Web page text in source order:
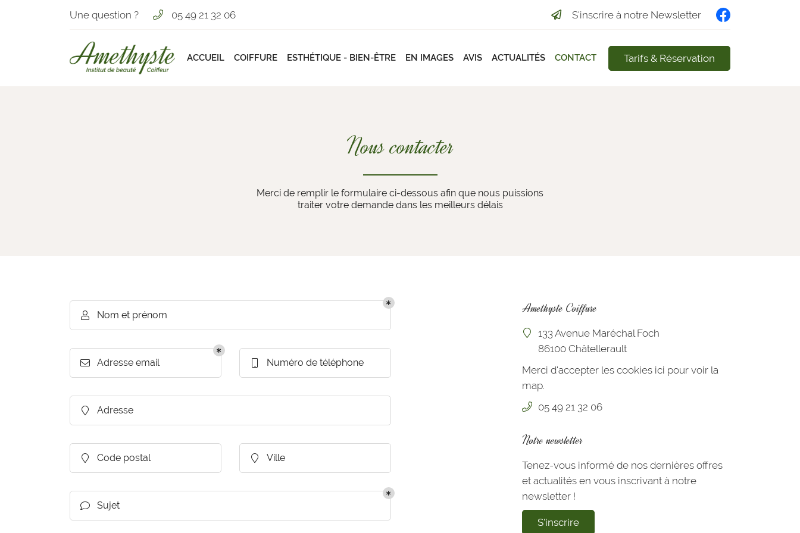
Une question ? 05 49 21 32 06 S'inscrire à notre Newsletter
ACCUEIL COIFFURE ESTHÉTIQUE - BIEN-ÊTRE EN IMAGES AVIS ACTUALITÉS CONTACT Tarifs & Réservation
86100 Châtellerault
05 49 21 32 06
Rafraîchir le captcha
En cochant cette case, vous consentez à recevoir nos propositions
désinscrire à tout moment en utilisantle formulaire de désinscription.
Inscription
Nous contacter
Merci de remplir le formulaire ci-dessous afin que nous puissions
traiter votre demande dans les meilleurs délais
 Nom et prénom
 Adresse email Numéro de téléphone
 Adresse
 Code postal  Ville
 Sujet
Amethyste Coiffure
133 Avenue Maréchal Foch
86100 Châtellerault
Merci d'accepter les cookies ici pour voir la
map.
05 49 21 32 06
Notre newsletter
Tenez-vous informé de nos dernières offres
et actualités en vous inscrivant à notre
newsletter !
S'inscrire